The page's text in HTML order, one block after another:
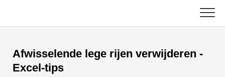
content
Excel-functies
Afwisselende lege rijen verwijderen -
Excel-tips